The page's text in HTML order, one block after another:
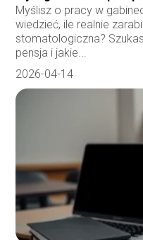
Myślisz o pracy w
wiedzieć, ile realnie
stomatologiczna?
pensja i jakie...
2026-04-14